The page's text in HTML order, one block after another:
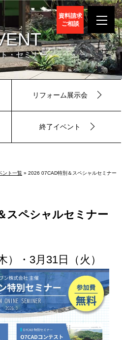
資料請求
ご相談
・セミナー
リフォーム展示会
終了イベント
ント一覧» 2026 07CAD特別＆スペシャルセミナー
スペシャルセミナー
）・3月31日（火）